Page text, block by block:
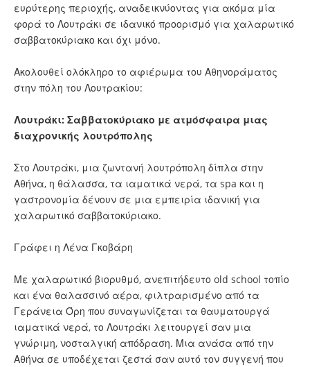
ευρύτερης περιοχής, αναδεικνύοντας για ακόμα μία
φορά το Λουτράκι σε ιδανικό προορισμό για χαλαρωτικό
σαββατοκύριακο και όχι μόνο.
Ακολουθεί ολόκληρο το αφιέρωμα του Αθηνοράματος
στην πόλη του Λουτρακίου:
Λουτράκι: Σαββατοκύριακο με ατμόσφαιρα μιας
διαχρονικής λουτρόπολης
Στο Λουτράκι, μια ζωντανή λουτρόπολη δίπλα στην
Αθήνα, η θάλασσα, τα ιαματικά νερά, τα spa και η
γαστρονομία δένουν σε μια εμπειρία ιδανική για
χαλαρωτικό σαββατοκύριακο.
Γράφει η Λένα Γκοβάρη
Με χαλαρωτικό βιορυθμό, ανεπιτήδευτο old school τοπίο
και ένα θαλασσινό αέρα, φιλτραρισμένο από τα
Γεράνεια Όρη που συναγωνίζεται τα θαυματουργά
ιαματικά νερά, το Λουτράκι λειτουργεί σαν μια
γνώριμη, νοσταλγική απόδραση. Μια ανάσα από την
Αθήνα σε υποδέχεται ζεστά σαν αυτό τον συγγενή που